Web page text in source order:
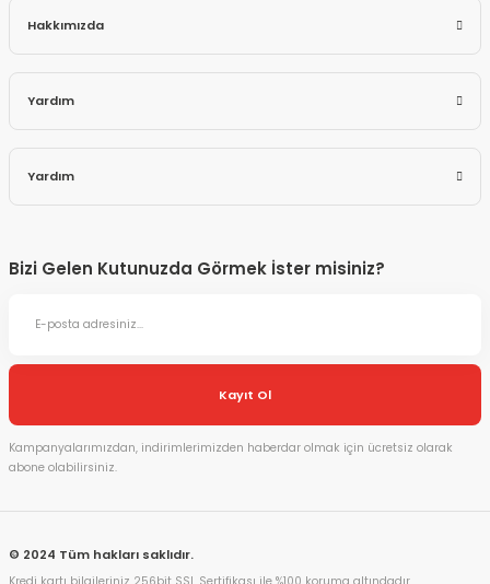
Hakkımızda
Yardım
Yardım
Bizi Gelen Kutunuzda Görmek İster misiniz?
Kayıt Ol
Kampanyalarımızdan, indirimlerimizden haberdar olmak için ücretsiz olarak
abone olabilirsiniz.
© 2024 Tüm hakları saklıdır.